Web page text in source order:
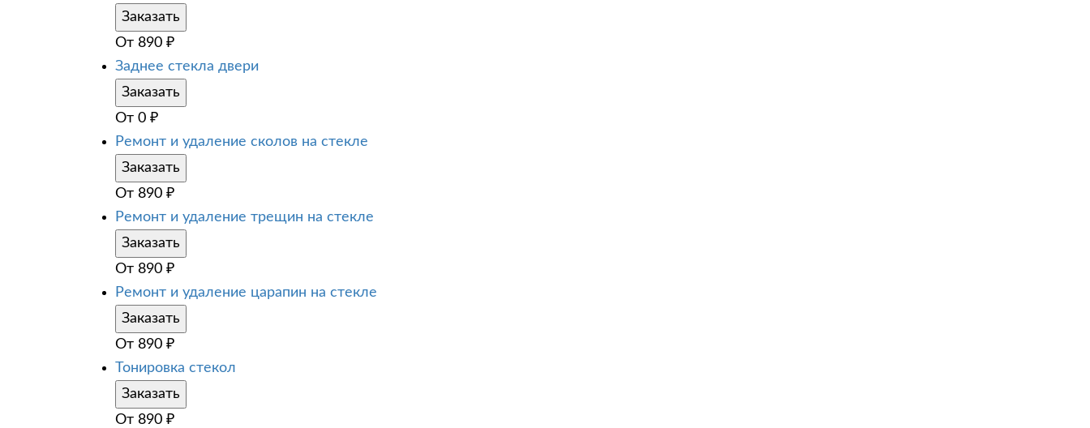
Заказать
От 890 ₽
Заднее стекла двери
Заказать
От 0 ₽
Ремонт и удаление сколов на стекле
Заказать
От 890 ₽
Ремонт и удаление трещин на стекле
Заказать
От 890 ₽
Ремонт и удаление царапин на стекле
Заказать
От 890 ₽
Тонировка стекол
Заказать
От 890 ₽